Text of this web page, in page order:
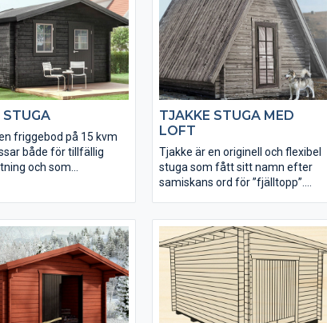
dimensioner och stabil
konstruktion.
STUGA
friggebod på 15 kvm
både för tillfällig
och som
TJAKKE STUGA MED
LOFT
Tjakke är en originell och flexibel
stuga som fått sitt namn efter
samiskans ord för ”fjälltopp”.
kan välja att placera en
mellanvägg i stugan, för att till
exempel avgränsa mellan relax
och bastu.